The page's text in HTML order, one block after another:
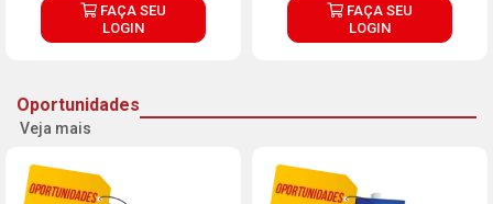
FAÇA SEU
LOGIN
FAÇA SEU
LOGIN
Oportunidades
Veja mais